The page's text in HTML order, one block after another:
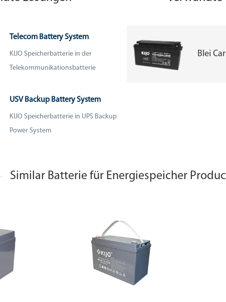
Telecom Battery System
KIJO Speicherbatterie in der
Telekommunikationsbatterie
USV Backup Battery System
KIJO Speicherbatterie in UPS Backup
Power System
Blei
Similar Batterie für Energiespeicher